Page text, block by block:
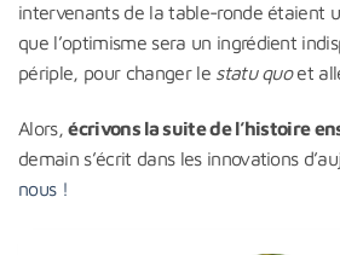
intervenants de la table-ronde étaient
que l’optimisme sera un ingrédient
périple, pour changer le statu quoet
Alors,écrivons la suite de l’histoire
demain s’écrit dans les innovations
nous !